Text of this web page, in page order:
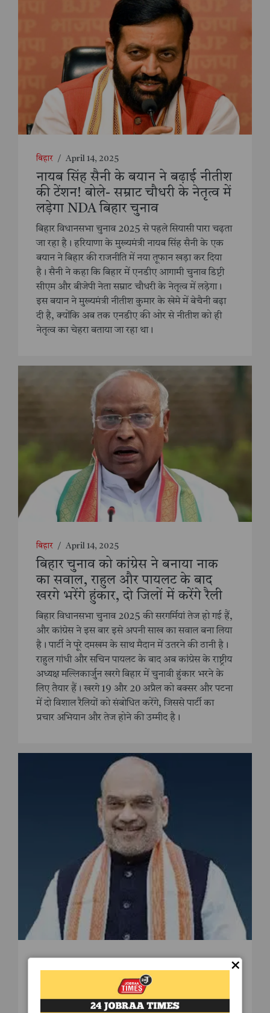
बिहार / April 14, 2025
नायब सिंह सैनी के बयान ने बढ़ाई नीतीश
की टेंशन! बोले- सम्राट चौधरी के नेतृत्व में
लड़ेगा NDA बिहार चुनाव
बिहार विधानसभा चुनाव 2025 से पहले सियासी पारा चढ़ता
जा रहा है। हरियाणा के मुख्यमंत्री नायब सिंह सैनी के एक
बयान ने बिहार की राजनीति में नया तूफान खड़ा कर दिया
है। सैनी ने कहा कि बिहार में एनडीए आगामी चुनाव डिप्टी
सीएम और बीजेपी नेता सम्राट चौधरी के नेतृत्व में लड़ेगा।
इस बयान ने मुख्यमंत्री नीतीश कुमार के खेमे में बेचैनी बढ़ा
दी है, क्योंकि अब तक एनडीए की ओर से नीतीश को ही
नेतृत्व का चेहरा बताया जा रहा था।
बिहार / April 14, 2025
बिहार चुनाव को कांग्रेस ने बनाया नाक
का सवाल, राहुल और पायलट के बाद
खरगे भरेंगे हुंकार, दो जिलों में करेंगे रैली
बिहार विधानसभा चुनाव 2025 की सरगर्मियां तेज हो गई हैं,
और कांग्रेस ने इस बार इसे अपनी साख का सवाल बना लिया
है। पार्टी ने पूरे दमखम के साथ मैदान में उतरने की ठानी है।
राहुल गांधी और सचिन पायलट के बाद अब कांग्रेस के राष्ट्रीय
अध्यक्ष मल्लिकार्जुन खरगे बिहार में चुनावी हुंकार भरने के
लिए तैयार हैं। खरगे 19 और 20 अप्रैल को बक्सर और पटना
में दो विशाल रैलियों को संबोधित करेंगे, जिससे पार्टी का
प्रचार अभियान और तेज होने की उम्मीद है।
अमित शाह आज से दो दिवसीय बिहार
दौरे पर, देंगे करोड़ों की सौगात, लालू के
×